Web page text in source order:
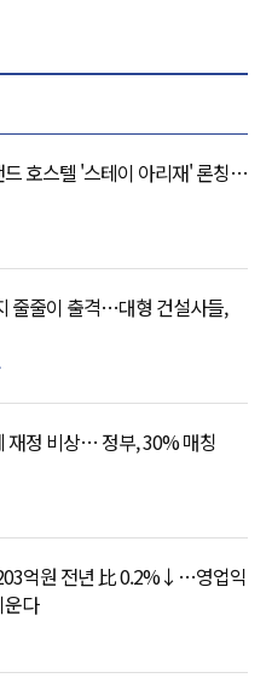
호스텔 '스테이 아리재' 론칭…
줄줄이 출격…대형 건설사들,
재정 비상… 정부, 30% 매칭
억원 전년 比 0.2%↓…영업익
다